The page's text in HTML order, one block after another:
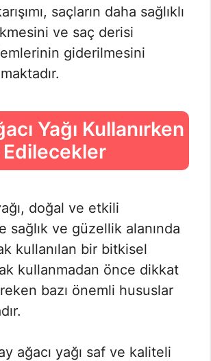
saçların daha sağlıklı
ve saç derisi
giderilmesini
Yağı Kullanırken
doğal ve etkili
sağlık ve güzellik alanında
kullanılan bir bitkisel
kullanmadan önce dikkat
bazı önemli hususlar
ağacı yağı saf ve kaliteli